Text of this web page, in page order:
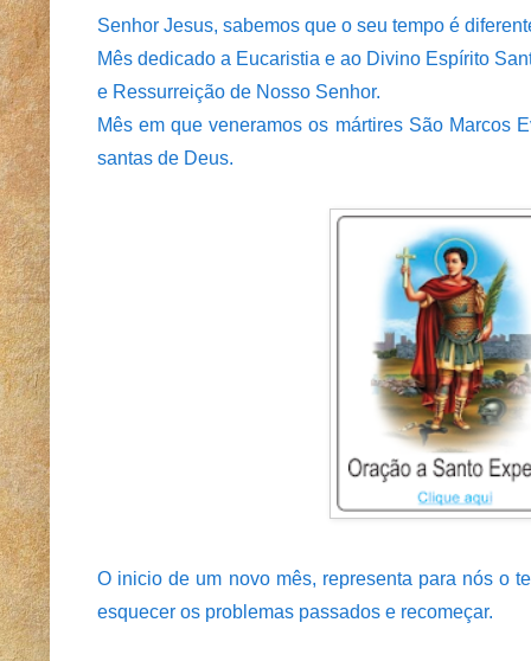
Senhor Jesus, sabemos que o seu tempo é
Mês dedicado a Eucaristia e ao Divino Espírito
e Ressurreição de Nosso Senhor.
Mês em que veneramos os mártires São Marcos
santas de Deus.
O inicio de um novo mês, representa para nós o
esquecer os problemas passados e recomeçar.